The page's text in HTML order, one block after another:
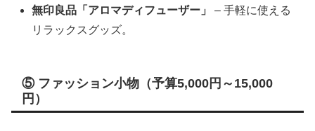
無印良品「アロマディフューザー」
– 手軽に使える
リラックスグッズ。
⑤ ファッション小物（予算5,000円～15,000
円）